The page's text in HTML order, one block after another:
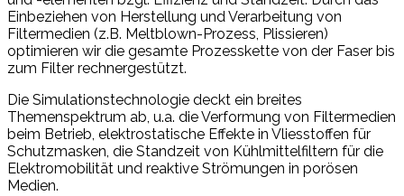
Einbeziehen von Herstellung und Verarbeitung von
Filtermedien (z.B. Meltblown-Prozess, Plissieren)
optimieren wir die gesamte Prozesskette von der Faser bis
zum Filter rechnergestützt.
Die Simulationstechnologie deckt ein breites
Themenspektrum ab, u.a. die Verformung von Filtermedien
beim Betrieb, elektrostatische Effekte in Vliesstoffen für
Schutzmasken, die Standzeit von Kühlmittelfiltern für die
Elektromobilität und reaktive Strömungen in porösen
Medien.